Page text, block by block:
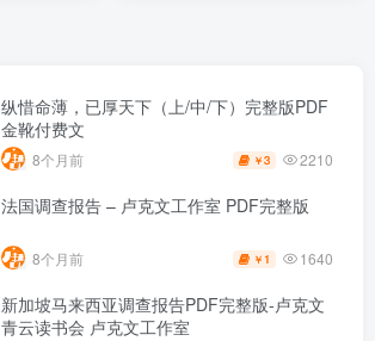
纵惜命薄，已厚天下（上/中/下）完整版PDF
金靴付费文
8个月前 ￥3 2210
法国调查报告 – 卢克文工作室 PDF完整版
8个月前 ￥ 1 1640
新加坡马来西亚调查报告PDF完整版-卢克文
青云读书会 卢克文工作室